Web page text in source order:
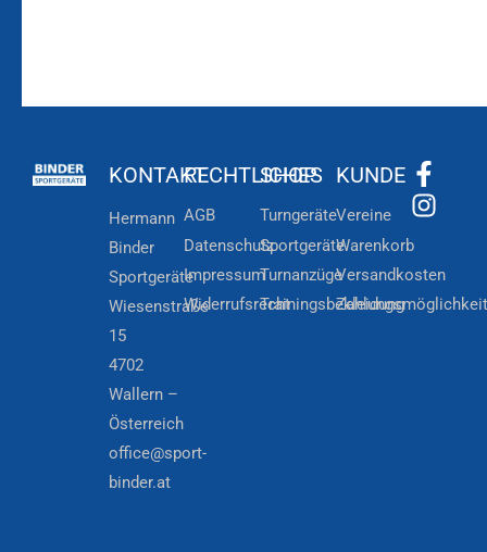
KONTAKT
Hermann
Binder
Sportgeräte
Wiesenstraße
15
4702
Wallern –
Österreich
office@sport-
binder.at
RECHTLICHES
AGB
Datenschutz
Impressum
Widerrufsrecht
SHOP
Turngeräte
Sportgeräte
Turnanzüge
Trainingsbekleidung
KUNDE
Vereine
Warenkorb
Versandkosten